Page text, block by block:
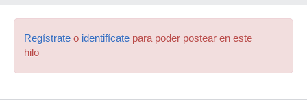
Regístrate o identifícate para poder postear en este
hilo